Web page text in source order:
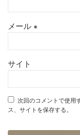
メール ※
サイト
次回のコメントで使用
ス、サイトを保存する。